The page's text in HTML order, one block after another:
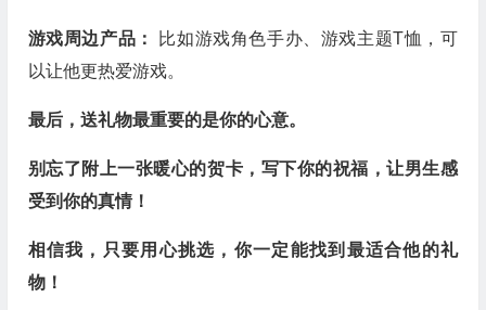
游戏周边产品： 比如游戏角色手办、游戏主题T恤，可
以让他更热爱游戏。
最后，送礼物最重要的是你的心意。
别忘了附上一张暖心的贺卡，写下你的祝福，让男生感
受到你的真情！
相信我，只要用心挑选，你一定能找到最适合他的礼
物！